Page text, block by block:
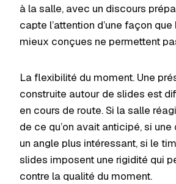
à la salle, avec un discours
capte l’attention d’une façon
mieux conçues ne permettent
La flexibilité du moment. Une
construite autour de slides est
en cours de route. Si la salle
de ce qu’on avait anticipé, si
un angle plus intéressant, si le
slides imposent une rigidité qui
contre la qualité du moment.